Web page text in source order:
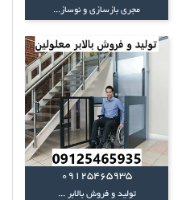
مجری بازسازی و نوساز...
09125465935
تولید و فروش بالابر ...